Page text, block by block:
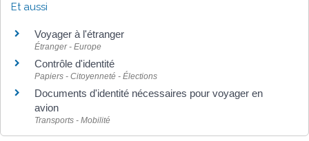
Et aussi
Voyager à l'étranger
Étranger - Europe
Contrôle d'identité
Papiers - Citoyenneté - Élections
Documents d'identité nécessaires pour voyager en
avion
Transports - Mobilité